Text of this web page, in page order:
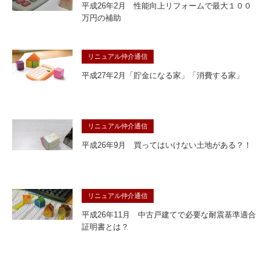
平成26年2月 性能向上リフォームで最大１００
万円の補助
リニュアル仲介通信
平成27年2月「貯金になる家」「消費する家」
リニュアル仲介通信
平成26年9月 買ってはいけない土地がある？！
リニュアル仲介通信
平成26年11月 中古戸建てで必要な耐震基準適合
証明書とは？